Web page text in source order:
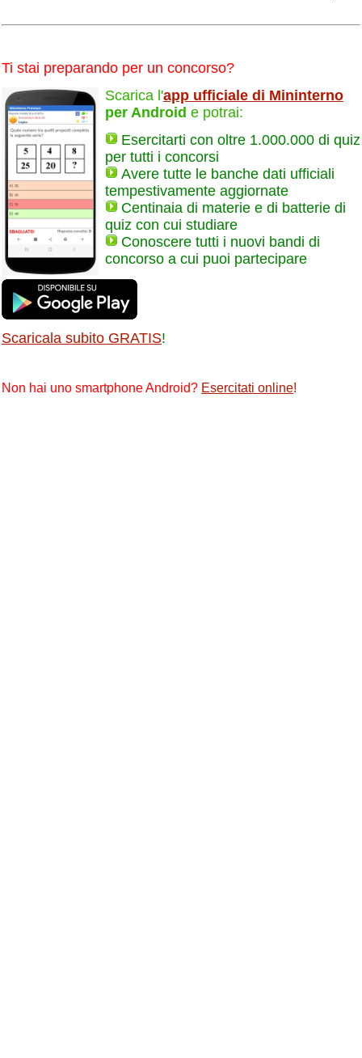
Ti stai preparando per un concorso?
Scarica l'app ufficiale di Mininterno
per Android e potrai:
Esercitarti con oltre 1.000.000 di quiz
per tutti i concorsi
Avere tutte le banche dati ufficiali
tempestivamente aggiornate
Centinaia di materie e di batterie di
quiz con cui studiare
Conoscere tutti i nuovi bandi di
concorso a cui puoi partecipare
Scaricala subito GRATIS!
Non hai uno smartphone Android? Esercitati online!